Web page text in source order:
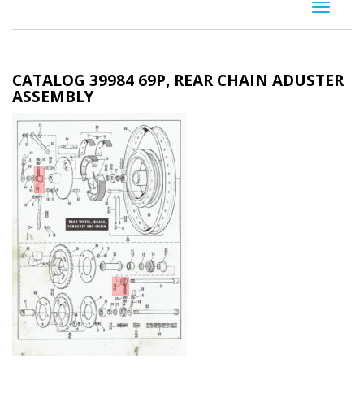
Toggle
CATALOG 39984 69P, REAR CHAIN ADUSTER
ASSEMBLY